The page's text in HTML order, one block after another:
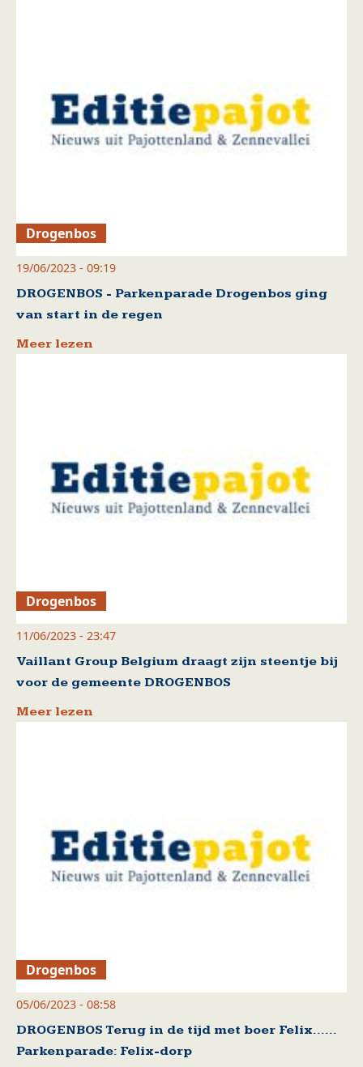
Drogenbos
19/06/2023 - 09:19
DROGENBOS - Parkenparade Drogenbos ging
van start in de regen
Meer lezen
Drogenbos
11/06/2023 - 23:47
Vaillant Group Belgium draagt zijn steentje bij
voor de gemeente DROGENBOS
Meer lezen
Drogenbos
05/06/2023 - 08:58
DROGENBOS Terug in de tijd met boer Felix……
Parkenparade: Felix-dorp